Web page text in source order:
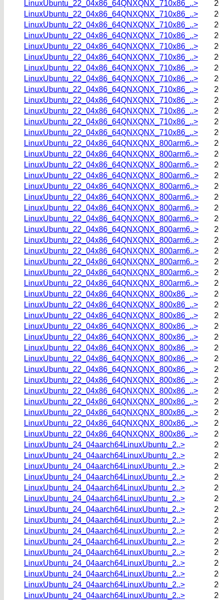
LinuxUbuntu_22_04x86_64QNXQNX_710x86_..>
LinuxUbuntu_22_04x86_64QNXQNX_710x86_..>
LinuxUbuntu_22_04x86_64QNXQNX_710x86_..>
LinuxUbuntu_22_04x86_64QNXQNX_710x86_..>
LinuxUbuntu_22_04x86_64QNXQNX_710x86_..>
LinuxUbuntu_22_04x86_64QNXQNX_710x86_..>
LinuxUbuntu_22_04x86_64QNXQNX_710x86_..>
LinuxUbuntu_22_04x86_64QNXQNX_710x86_..>
LinuxUbuntu_22_04x86_64QNXQNX_710x86_..>
LinuxUbuntu_22_04x86_64QNXQNX_710x86_..>
LinuxUbuntu_22_04x86_64QNXQNX_710x86_..>
LinuxUbuntu_22_04x86_64QNXQNX_710x86_..>
LinuxUbuntu_22_04x86_64QNXQNX_710x86_..>
LinuxUbuntu_22_04x86_64QNXQNX_800arm6..>
LinuxUbuntu_22_04x86_64QNXQNX_800arm6..>
LinuxUbuntu_22_04x86_64QNXQNX_800arm6..>
LinuxUbuntu_22_04x86_64QNXQNX_800arm6..>
LinuxUbuntu_22_04x86_64QNXQNX_800arm6..>
LinuxUbuntu_22_04x86_64QNXQNX_800arm6..>
LinuxUbuntu_22_04x86_64QNXQNX_800arm6..>
LinuxUbuntu_22_04x86_64QNXQNX_800arm6..>
LinuxUbuntu_22_04x86_64QNXQNX_800arm6..>
LinuxUbuntu_22_04x86_64QNXQNX_800arm6..>
LinuxUbuntu_22_04x86_64QNXQNX_800arm6..>
LinuxUbuntu_22_04x86_64QNXQNX_800arm6..>
LinuxUbuntu_22_04x86_64QNXQNX_800arm6..>
LinuxUbuntu_22_04x86_64QNXQNX_800arm6..>
LinuxUbuntu_22_04x86_64QNXQNX_800x86_..>
LinuxUbuntu_22_04x86_64QNXQNX_800x86_..>
LinuxUbuntu_22_04x86_64QNXQNX_800x86_..>
LinuxUbuntu_22_04x86_64QNXQNX_800x86_..>
LinuxUbuntu_22_04x86_64QNXQNX_800x86_..>
LinuxUbuntu_22_04x86_64QNXQNX_800x86_..>
LinuxUbuntu_22_04x86_64QNXQNX_800x86_..>
LinuxUbuntu_22_04x86_64QNXQNX_800x86_..>
LinuxUbuntu_22_04x86_64QNXQNX_800x86_..>
LinuxUbuntu_22_04x86_64QNXQNX_800x86_..>
LinuxUbuntu_22_04x86_64QNXQNX_800x86_..>
LinuxUbuntu_22_04x86_64QNXQNX_800x86_..>
LinuxUbuntu_22_04x86_64QNXQNX_800x86_..>
LinuxUbuntu_22_04x86_64QNXQNX_800x86_..>
LinuxUbuntu_24_04aarch64LinuxUbuntu_2..>
LinuxUbuntu_24_04aarch64LinuxUbuntu_2..>
LinuxUbuntu_24_04aarch64LinuxUbuntu_2..>
LinuxUbuntu_24_04aarch64LinuxUbuntu_2..>
LinuxUbuntu_24_04aarch64LinuxUbuntu_2..>
LinuxUbuntu_24_04aarch64LinuxUbuntu_2..>
LinuxUbuntu_24_04aarch64LinuxUbuntu_2..>
LinuxUbuntu_24_04aarch64LinuxUbuntu_2..>
LinuxUbuntu_24_04aarch64LinuxUbuntu_2..>
LinuxUbuntu_24_04aarch64LinuxUbuntu_2..>
LinuxUbuntu_24_04aarch64LinuxUbuntu_2..>
LinuxUbuntu_24_04aarch64LinuxUbuntu_2..>
LinuxUbuntu_24_04aarch64LinuxUbuntu_2..>
LinuxUbuntu_24_04aarch64LinuxUbuntu_2..>
LinuxUbuntu_24_04aarch64LinuxUbuntu_2..>